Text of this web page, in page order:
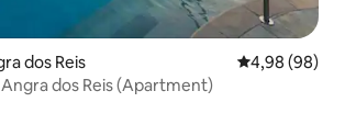
dos Reis
4,98 (98)
dos Reis (Apartment)